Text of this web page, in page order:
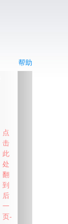
帮助
点
击
此
处
翻
到
后
一
页-